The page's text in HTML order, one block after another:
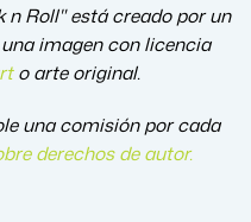
n Roll" está creado por un
imagen con licencia
o arte original.
una comisión por cada
derechos de autor.